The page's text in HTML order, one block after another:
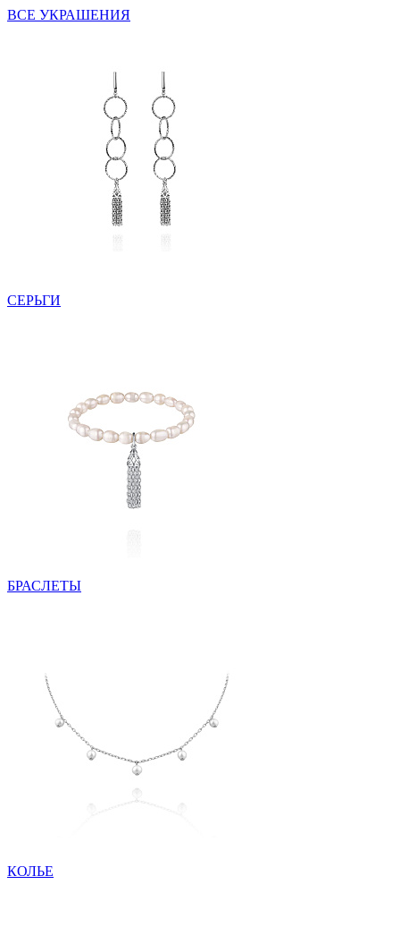
ВСЕ УКРАШЕНИЯ
СЕРЬГИ
БРАСЛЕТЫ
КОЛЬЕ